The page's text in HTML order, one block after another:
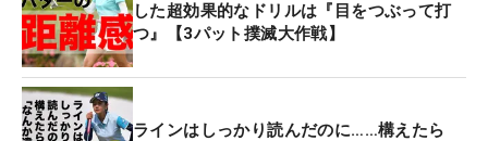
した超効果的なドリルは『目をつぶって打
つ』【3パット撲滅大作戦】
ラインはしっかり読んだのに……構えたら